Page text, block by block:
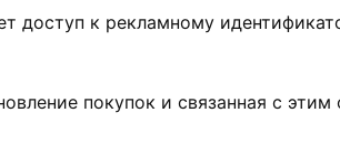
доступ к рекламному
покупок и связанная с